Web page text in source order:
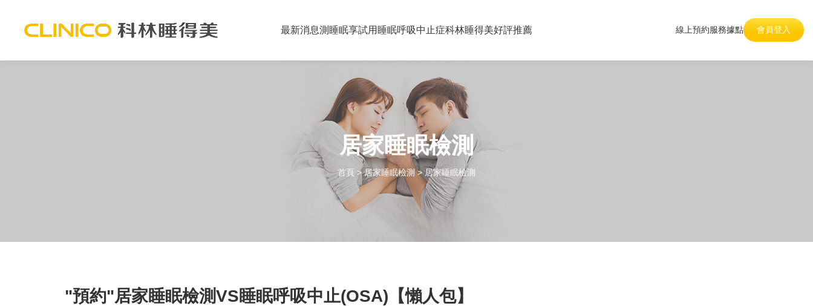
最新消息測睡眠享試用 睡眠呼吸中止症科林睡得美好評推薦 線上預約服務據點 會員登入
居家睡眠檢測
首頁 >居家睡眠檢測 > 居家睡眠檢測
"預約"居家睡眠檢測VS睡眠呼吸中止(OSA)【懶人包】